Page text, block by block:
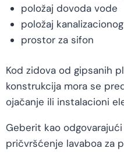
položaj dovoda vode
položaj
prostor za sifon
Kod zidova od gipsanih
konstrukcija mora se
ojačanje ili instalacioni
Geberit kao
pričvršćenje lavaboa za